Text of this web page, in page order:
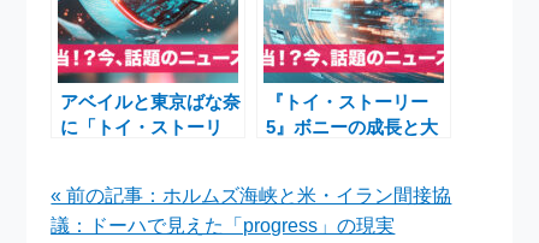
アベイルと東京ばな奈
に「トイ・ストーリ
る人気シリーズ
『トイ・ストーリー
5』ボニーの成長と大
« 前の記事：ホルムズ海峡と米・イラン間接協
議：ドーハで見えた「progress」の現実